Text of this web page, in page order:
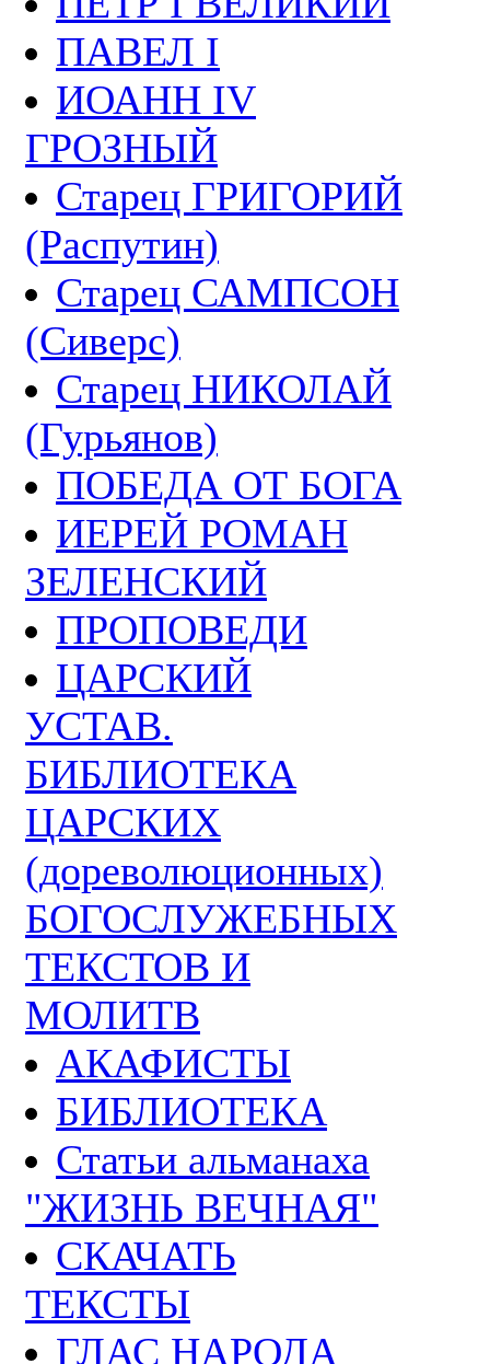
ПАВЕЛ I
ИОАНН IV
ГРОЗНЫЙ
Старец ГРИГОРИЙ
(Распутин)
Старец САМПСОН
(Сиверс)
Старец НИКОЛАЙ
(Гурьянов)
ПОБЕДА ОТ БОГА
ИЕРЕЙ РОМАН
ЗЕЛЕНСКИЙ
ПРОПОВЕДИ
ЦАРСКИЙ
УСТАВ.
БИБЛИОТЕКА
ЦАРСКИХ
(дореволюционных)
БОГОСЛУЖЕБНЫХ
ТЕКСТОВ И
МОЛИТВ
АКАФИСТЫ
БИБЛИОТЕКА
Статьи альманаха
"ЖИЗНЬ ВЕЧНАЯ"
СКАЧАТЬ
ТЕКСТЫ
ГЛАС НАРОДА